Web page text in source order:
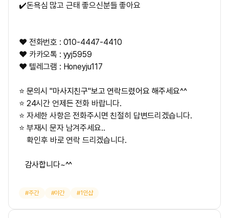
✔️돈욕심 많고 근태 좋으신분들 좋아요
❤ 전화번호 : 010-4447-4410
❤ 카카오톡 : yyj5959
❤ 텔레그램 : Honeyju117
⭐ 문의시 "마사지친구"보고 연락드렸어요 해주세요^^
⭐ 24시간 언제든 전화 바랍니다.
⭐ 자세한 사항은 전화주시면 친절히 답변드리겠습니다.
⭐ 부재시 문자 남겨주세요..
확인후 바로 연락 드리겠습니다.
감사합니다~^^
주간 야간 1인샵